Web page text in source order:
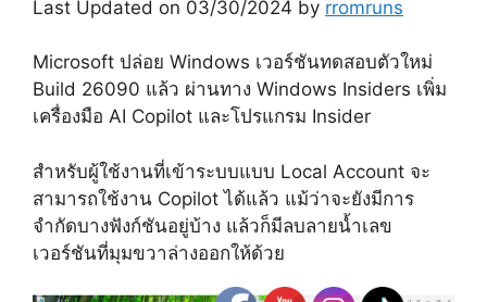
Last Updated on 03/30/2024 by rromruns
Microsoft ปล่อย Windows เวอร์ชันทดสอบตัวใหม่
Build 26090 แล้ว ผ่านทาง Windows Insiders เพิ่ม
เครื่องมือ AI Copilot และโปรแกรม Insider
สำหรับผู้ใช้งานที่เข้าระบบแบบ Local Account จะ
สามารถใช้งาน Copilot ได้แล้ว แม้ว่าจะยังมีการ
จำกัดบางฟังก์ชันอยู่บ้าง แล้วก็มีลบลายน้ำเลข
เวอร์ชันที่มุมขวาล่างออกให้ด้วย